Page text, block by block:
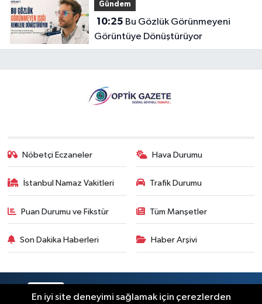
Gündem
10:25
Görüntüye Dönüştürüyor
Nöbetçi Eczaneler Hava Durumu
İstanbul Namaz Vakitleri Trafik Durumu
Puan Durumu ve Fikstür Tüm Manşetler
Son Dakika Haberleri Haber Arşivi
En iyi site deneyimi sağlamak için çerezlerden